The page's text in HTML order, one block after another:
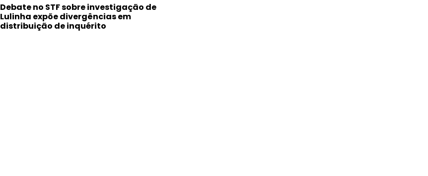
Debate no STF sobre investigação de
Lulinha expõe divergências em
distribuição de inquérito